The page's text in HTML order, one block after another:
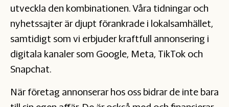
utveckla den kombinationen. Våra tidningar och
nyhetssajter är djupt förankrade i lokalsamhället,
samtidigt som vi erbjuder kraftfull annonsering i
digitala kanaler som Google, Meta, TikTok och
Snapchat.
När företag annonserar hos oss bidrar de inte bara